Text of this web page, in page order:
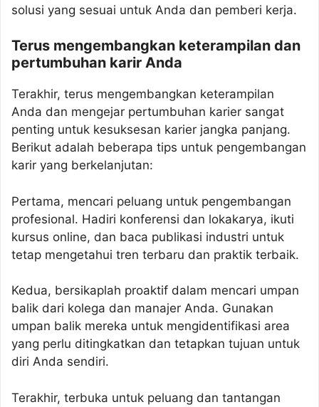
solusi yang sesuai untuk Anda dan pemberi kerja.
Terus mengembangkan keterampilan dan
pertumbuhan karir Anda
Terakhir, terus mengembangkan keterampilan
Anda dan mengejar pertumbuhan karier sangat
penting untuk kesuksesan karier jangka panjang.
Berikut adalah beberapa tips untuk pengembangan
karir yang berkelanjutan:
Pertama, mencari peluang untuk pengembangan
profesional. Hadiri konferensi dan lokakarya, ikuti
kursus online, dan baca publikasi industri untuk
tetap mengetahui tren terbaru dan praktik terbaik.
Kedua, bersikaplah proaktif dalam mencari umpan
balik dari kolega dan manajer Anda. Gunakan
umpan balik mereka untuk mengidentifikasi area
yang perlu ditingkatkan dan tetapkan tujuan untuk
diri Anda sendiri.
Terakhir, terbuka untuk peluang dan tantangan